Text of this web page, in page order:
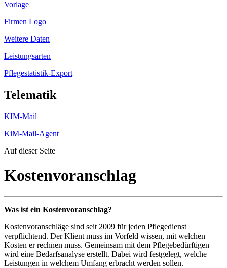
Vorlage
Firmen Logo
Weitere Daten
Leistungsarten
Pflegestatistik-Export
Telematik
KIM-Mail
KiM-Mail-Agent
Auf dieser Seite
Kostenvoranschlag
Was ist ein Kostenvoranschlag?
Kostenvoranschläge sind seit 2009 für jeden Pflegedienst
verpflichtend. Der Klient muss im Vorfeld wissen, mit welchen
Kosten er rechnen muss. Gemeinsam mit dem Pflegebedürftigen
wird eine Bedarfsanalyse erstellt. Dabei wird festgelegt, welche
Leistungen in welchem Umfang erbracht werden sollen.